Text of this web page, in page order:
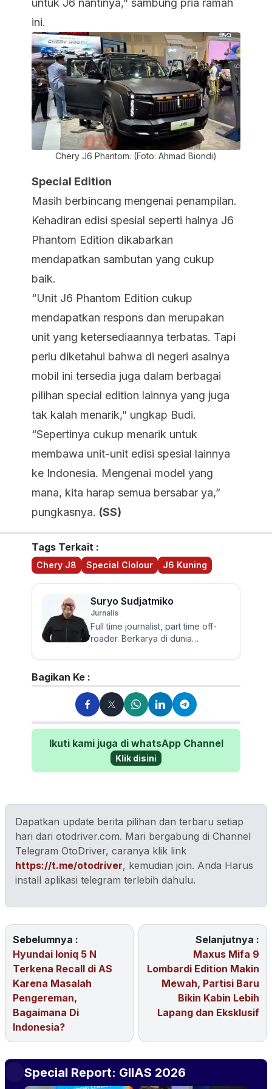
untuk J6 nantinya,” sambung pria ramah
ini.
Chery J6 Phantom. (Foto: Ahmad Biondi)
Special Edition
Masih berbincang mengenai penampilan.
Kehadiran edisi spesial seperti halnya J6
Phantom Edition dikabarkan
mendapatkan sambutan yang cukup
baik.
“Unit J6 Phantom Edition cukup
mendapatkan respons dan merupakan
unit yang ketersediaannya terbatas. Tapi
perlu diketahui bahwa di negeri asalnya
mobil ini tersedia juga dalam berbagai
pilihan special edition lainnya yang juga
tak kalah menarik,” ungkap Budi.
“Sepertinya cukup menarik untuk
membawa unit-unit edisi spesial lainnya
ke Indonesia. Mengenai model yang
mana, kita harap semua bersabar ya,”
pungkasnya. (SS)
Tags Terkait :
Chery J8 Special Clolour J6 Kuning
Suryo Sudjatmiko
Jurnalis
Full time journalist, part time off-
roader. Berkarya di dunia
Lulusan Sastra UGM ini te...
Bagikan Ke :
Ikuti kami juga di whatsApp Channel
Klik disini
Dapatkan update berita pilihan dan terbaru setiap
hari dari otodriver.com. Mari bergabung di Channel
Telegram OtoDriver, caranya klik link
https://t.me/otodriver, kemudian join. Anda Harus
install aplikasi telegram terlebih dahulu.
Sebelumnya :
Hyundai Ioniq 5 N
Terkena Recall di AS
Karena Masalah
Pengereman,
Bagaimana Di
Indonesia?
Selanjutnya :
Maxus Mifa 9
Lombardi Edition Makin
Mewah, Partisi Baru
Bikin Kabin Lebih
Lapang dan Eksklusif
Special Report: GIIAS 2026